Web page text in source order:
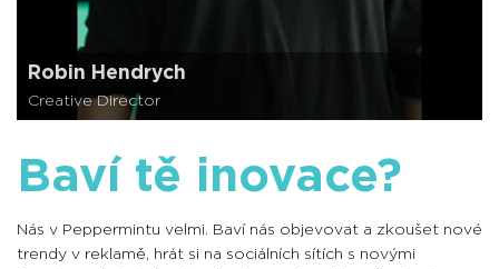
Robin Hendrych
Creative Director
Baví tě inovace?
Nás v Peppermintu velmi. Baví nás objevovat a zkoušet nové
trendy v reklamě, hrát si na sociálních sítích s novými